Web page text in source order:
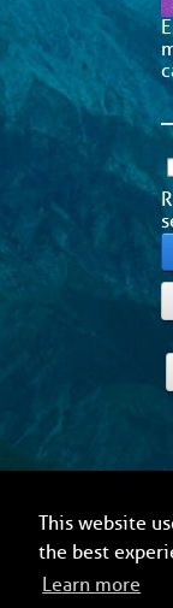
This website
the best
Learn more